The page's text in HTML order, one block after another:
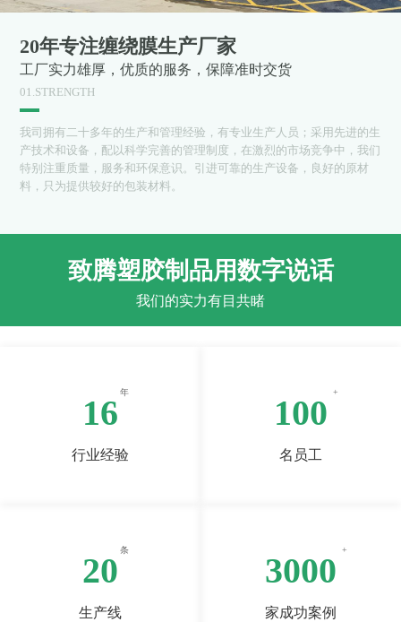
20年专注缠绕膜生产厂家
工厂实力雄厚，优质的服务，保障准时交货
01.STRENGTH
我司拥有二十多年的生产和管理经验，有专业生产人员；采用先进的生
产技术和设备，配以科学完善的管理制度，在激烈的市场竞争中，我们
特别注重质量，服务和环保意识。引进可靠的生产设备，良好的原材
料，只为提供较好的包装材料。
致腾塑胶制品用数字说话
我们的实力有目共睹
16
行业经验
100
名员工
20
生产线
3000
家成功案例